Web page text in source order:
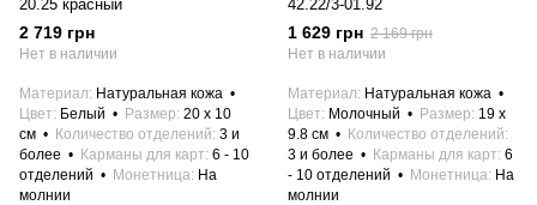
20.25 красный
2 719 грн
Нет в наличии
Материал
Натуральная кожа
Цвет
Белый Размер 20 x 10
см
Количество отделений 3 и
более
Карманы для карт 6 - 10
отделений
Монетница На
молнии
42.22/3-01.92
1 629 грн 2 169 грн
Нет в наличии
Материал
Натуральная кожа
Цвет
Молочный Размер 19 x
9.8 см
Количество отделений
3 и более
Карманы для карт 6
- 10 отделений
Монетница На
молнии